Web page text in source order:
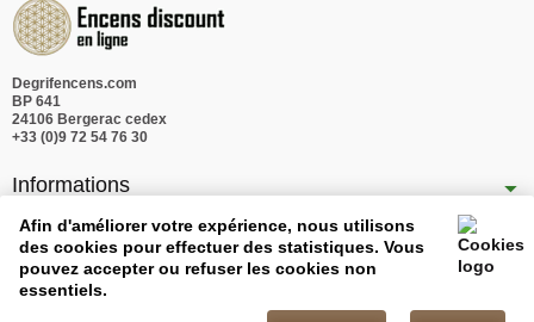
Degrifencens.com
BP 641
24106 Bergerac cedex
+33 (0)9 72 54 76 30
Informations
Nos produits
Notre société
Afin d'améliorer votre expérience, nous utilisons
des cookies pour effectuer des statistiques. Vous
pouvez accepter ou refuser les cookies non
essentiels.